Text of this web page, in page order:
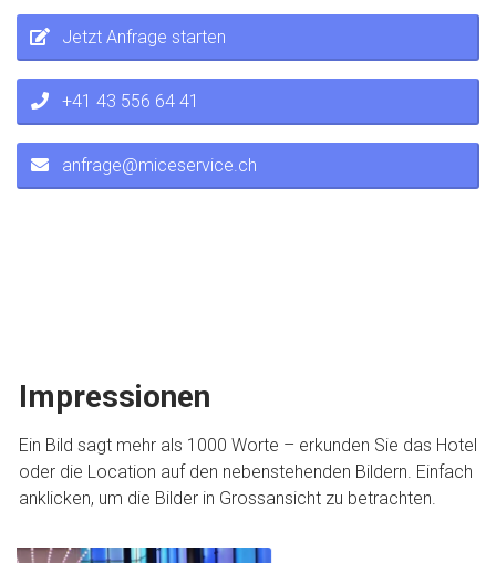
Jetzt Anfrage starten
+41 43 556 64 41
anfrage@miceservice.ch
Impressionen
Ein Bild sagt mehr als 1000 Worte – erkunden Sie das Hotel
oder die Location auf den nebenstehenden Bildern. Einfach
anklicken, um die Bilder in Grossansicht zu betrachten.